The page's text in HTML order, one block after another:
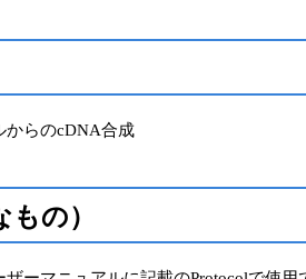
からのcDNA合成
の）